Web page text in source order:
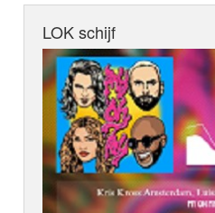
LOK schijf